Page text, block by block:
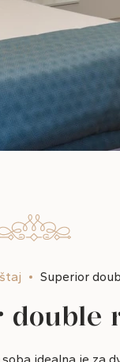
Superior
double